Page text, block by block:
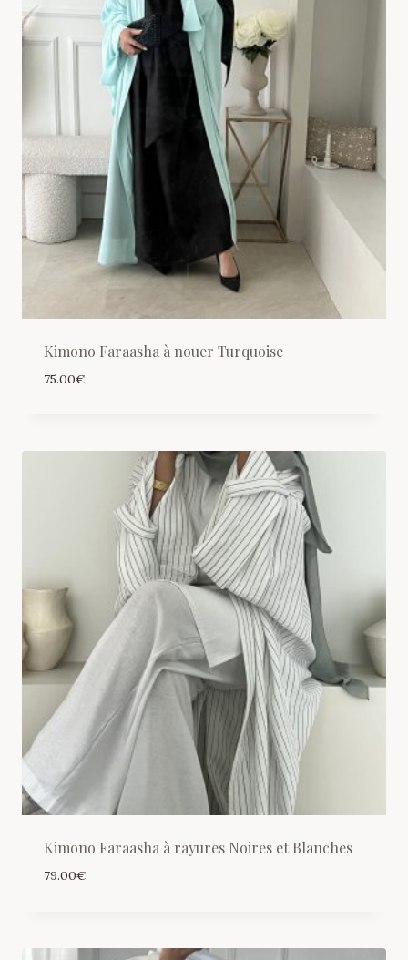
Kimono Faraasha à nouer Turquoise
75.00€
Kimono Faraasha à rayures Noires et Blanches
79.00€